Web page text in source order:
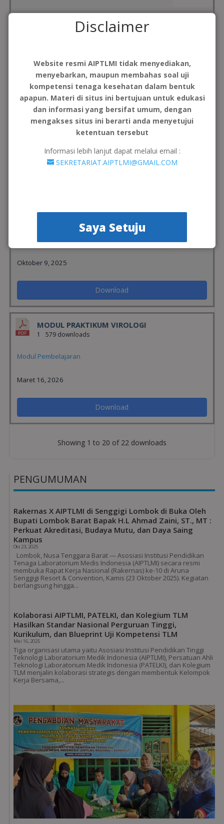
MODUL PRAKTIKUM TOKSIKOLOGI
1 436 downloads
Modul Pembelajaran
Download
Modul Pembelajaran
Oktober 9, 2025
Download
MODUL PRAKTIKUM VIROLOGI
1 579 downloads
Modul Pembelajaran
Maret 16, 2026
Download
Showing 1 to 20 of 22 downloads
PENGUMUMAN
Rakernas X AIPTLMI di Senggigi Lombok di Buka Oleh
Bupati Lombok Barat Bapak H.L Ahmad Zaini, ST., MT :
Perkuat Akreditasi, Budaya Mutu, dan Daya Saing
Kampus
Okt 23, 2025
Lombok, Nusa Tenggara Barat — Asosiasi Institusi Pendidikan
Tenaga Laboratorium Medis Indonesia (AIPTLMI) secara resmi
membuka Rapat Kerja Nasional (Rakernas) ke-10 di Aruna
Senggigi Resort & Convention, Kamis (23 Oktober 2025). Kegiatan
berlangsung hingga...
Kolaborasi AIPTLMI, PATELKI, dan Kolegium TLM
Hasilkan Standar Nasional Perguruan Tinggi,
Kurikulum, dan Blueprint Uji Kompetensi TLM
Mei 16, 2025
Tiga organisasi utama yaitu Asosiasi Institusi Pendidikan Tinggi
Teknologi Laboratorium Medik Indonesia (AIPTLMI), Persatuan Ahli
Teknologi Laboratorium Medik Indonesia (PATELKI), dan Kolegium
TLM menjalin kolaborasi strategis dengan membentuk Kelompok
Kerja Bersama,...
Disclaimer
Website resmi AIPTLMI tidak menyediakan,
menyebarkan, maupun membahas soal uji
kompetensi tenaga kesehatan dalam bentuk
apapun. Materi di situs ini bertujuan untuk edukasi
dan informasi yang bersifat umum, dengan
mengakses situs ini berarti anda menyetujui
ketentuan tersebut
Informasi lebih lanjut dapat melalui email :
SEKRETARIAT.AIPTLMI@GMAIL.COM
Saya Setuju